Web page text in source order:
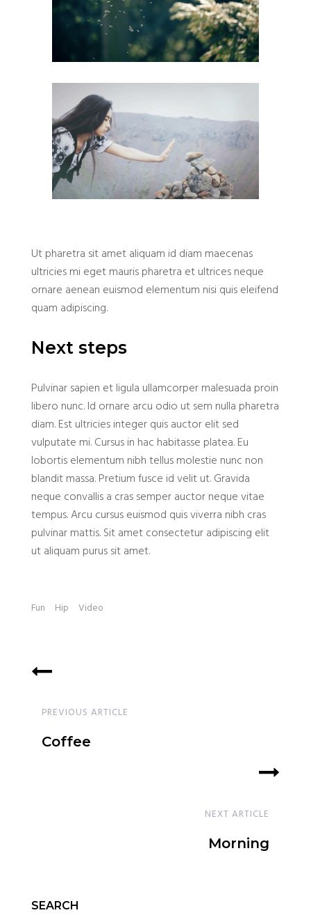
Ut pharetra sit amet aliquam id diam maecenas
ultricies mi eget mauris pharetra et ultrices neque
ornare aenean euismod elementum nisi quis eleifend
quam adipiscing.
Next steps
Pulvinar sapien et ligula ullamcorper malesuada proin
libero nunc. Id ornare arcu odio ut sem nulla pharetra
diam. Est ultricies integer quis auctor elit sed
vulputate mi. Cursus in hac habitasse platea. Eu
lobortis elementum nibh tellus molestie nunc non
blandit massa. Pretium fusce id velit ut. Gravida
neque convallis a cras semper auctor neque vitae
tempus. Arcu cursus euismod quis viverra nibh cras
pulvinar mattis. Sit amet consectetur adipiscing elit
ut aliquam purus sit amet.
Fun Hip Video
PREVIOUS ARTICLE
Coffee
NEXT ARTICLE
Morning
SEARCH